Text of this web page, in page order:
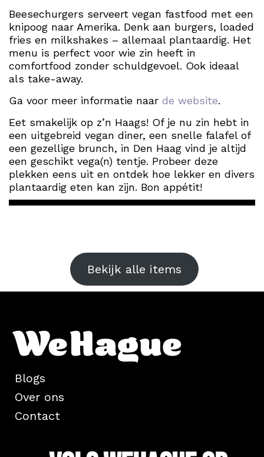
Beesechurgers serveert vegan fastfood met een
knipoog naar Amerika. Denk aan burgers, loaded
fries en milkshakes – allemaal plantaardig. Het
menu is perfect voor wie zin heeft in
comfortfood zonder schuldgevoel. Ook ideaal
als take-away.
Ga voor meer informatie naar de website.
Eet smakelijk op z’n Haags! Of je nu zin hebt in
een uitgebreid vegan diner, een snelle falafel of
een gezellige brunch, in Den Haag vind je altijd
een geschikt vega(n) tentje. Probeer deze
plekken eens uit en ontdek hoe lekker en divers
plantaardig eten kan zijn. Bon appétit!
Bekijk alle items
Blogs
Over ons
Contact